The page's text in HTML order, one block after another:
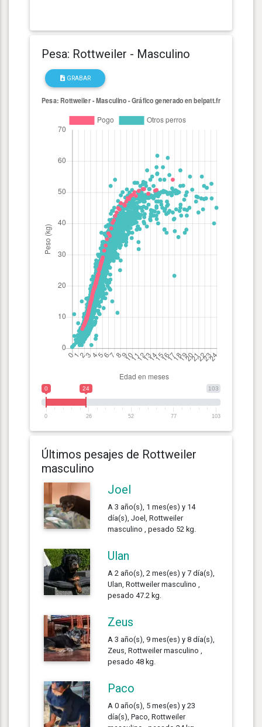
Pesa: Rottweiler - Masculino
GRABAR
103
0 24
0 26 52 77 103
Últimos pesajes de Rottweiler
masculino
Joel
A 3 año(s), 1 mes(es) y 14
día(s), Joel, Rottweiler
masculino , pesado 52 kg.
Ulan
A 2 año(s), 2 mes(es) y 7 día(s),
Ulan, Rottweiler masculino ,
pesado 47.2 kg.
Zeus
A 3 año(s), 9 mes(es) y 8 día(s),
Zeus, Rottweiler masculino ,
pesado 48 kg.
Paco
A 0 año(s), 5 mes(es) y 23
día(s), Paco, Rottweiler